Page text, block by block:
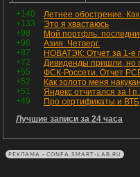
+140
+133
Это я хвастаюсь
+98
+96
Азия. Четверг.
+87
+72
+55
+52
+51
+49
Про сертификаты и ВТБ
Лучшие записи за 24 часа
РЕКЛАМА • CONFA.SMART-LAB.RU